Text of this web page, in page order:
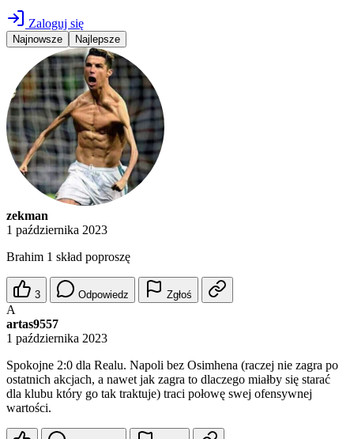
Zaloguj się
Najnowsze Najlepsze
zekman
1 października 2023
Brahim 1 skład poproszę
3 Odpowiedz Zgłoś
A
artas9557
1 października 2023
Spokojne 2:0 dla Realu. Napoli bez Osimhena (raczej nie zagra po
ostatnich akcjach, a nawet jak zagra to dlaczego miałby się starać
dla klubu który go tak traktuje) traci połowę swej ofensywnej
wartości.